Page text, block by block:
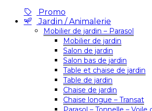
Promo
Jardin / Animalerie
Mobilier de jardin – Parasol
Mobilier de jardin
Salon de jardin
Salon bas de jardin
Table et chaise de jardin
Table de jardin
Chaise de jardin
Chaise longue – Transat